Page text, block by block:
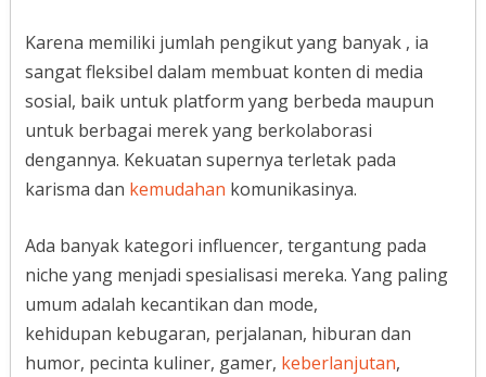
Karena memiliki jumlah pengikut yang banyak , ia
sangat fleksibel dalam membuat konten di media
sosial, baik untuk platform yang berbeda maupun
untuk berbagai merek yang berkolaborasi
dengannya. Kekuatan supernya terletak pada
karisma dan kemudahan komunikasinya.
Ada banyak kategori influencer, tergantung pada
niche yang menjadi spesialisasi mereka. Yang paling
umum adalah kecantikan dan mode,
kehidupan kebugaran, perjalanan, hiburan dan
humor, pecinta kuliner, gamer, keberlanjutan,